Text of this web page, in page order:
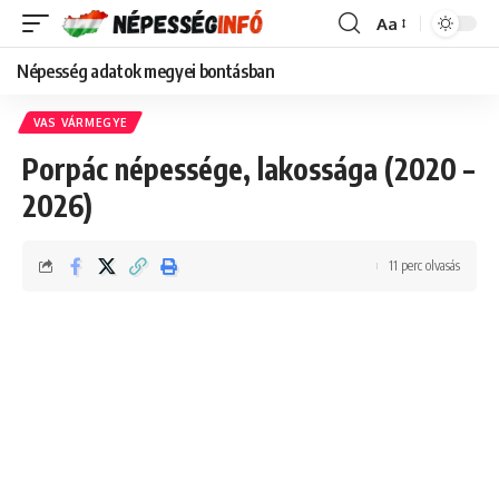
Font
Aa
Népesség adatok megyei bontásban
VAS VÁRMEGYE
Porpác népessége, lakossága (2020 –
2026)
11 perc olvasás